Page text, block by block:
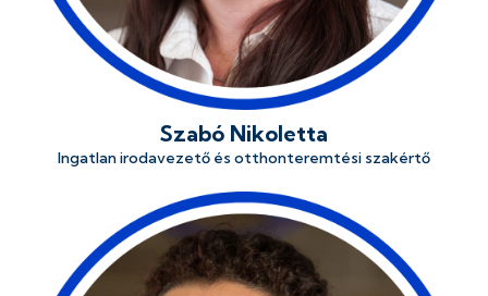
Szabó Nikoletta
Ingatlan irodavezető és otthonteremtési szakértő